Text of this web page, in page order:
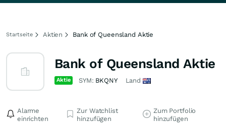
Startseite Aktien Bank of Queensland Aktie
Bank of Queensland Aktie
Aktie SYM: BKQNY Land
Alarme
einrichten
Zur Watchlist
hinzufügen
Zum Portfolio
hinzufügen